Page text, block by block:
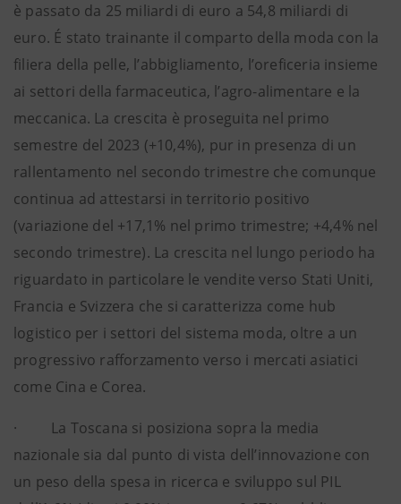
è passato da 25 miliardi di euro a 54,8 miliardi di
euro. É stato trainante il comparto della moda con la
filiera della pelle, l’abbigliamento, l’oreficeria insieme
ai settori della farmaceutica, l’agro-alimentare e la
meccanica. La crescita è proseguita nel primo
semestre del 2023 (+10,4%), pur in presenza di un
rallentamento nel secondo trimestre che comunque
continua ad attestarsi in territorio positivo
(variazione del +17,1% nel primo trimestre; +4,4% nel
secondo trimestre). La crescita nel lungo periodo ha
riguardato in particolare le vendite verso Stati Uniti,
Francia e Svizzera che si caratterizza come hub
logistico per i settori del sistema moda, oltre a un
progressivo rafforzamento verso i mercati asiatici
come Cina e Corea.
· La Toscana si posiziona sopra la media
nazionale sia dal punto di vista dell’innovazione con
un peso della spesa in ricerca e sviluppo sul PIL